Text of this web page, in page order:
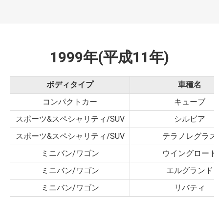
1999年(平成11年)
ボディタイプ
車種名
コンパクトカー
キューブ
スポーツ&スペシャリティ/SUV
シルビア
スポーツ&スペシャリティ/SUV
テラノレグラス
ミニバン/ワゴン
ウイングロード
ミニバン/ワゴン
エルグランド
ミニバン/ワゴン
リバティ